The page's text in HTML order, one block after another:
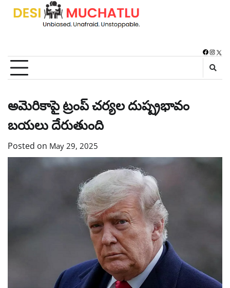
Skip
X
అమెరికాపై ట్రంప్ చర్యల దుష్ప్రభావం
బయలు దేరుతుంది
Posted on May 29, 2025